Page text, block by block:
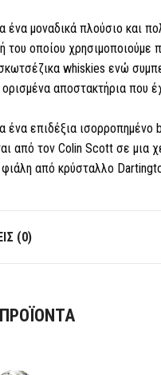
ένα μοναδικά πλούσιο και
του οποίου χρησιμοποιούμε
whiskies ενώ
αποστακτήρια που
ένα επιδέξια ισορροπημένο
από τον Colin Scott σε μια
φιάλη από κρύσταλλο
(0)